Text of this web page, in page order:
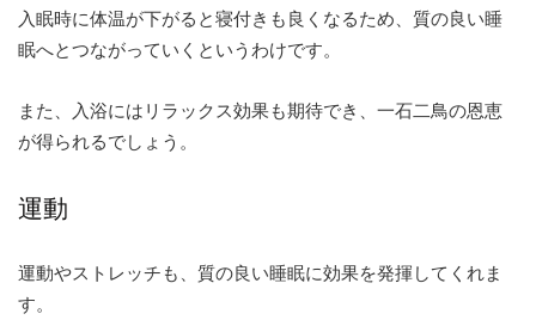
入眠時に体温が下がると寝付きも良くなるため、質の良い睡
眠へとつながっていくというわけです。
また、入浴にはリラックス効果も期待でき、一石二鳥の恩恵
が得られるでしょう。
運動
運動やストレッチも、質の良い睡眠に効果を発揮してくれま
す。